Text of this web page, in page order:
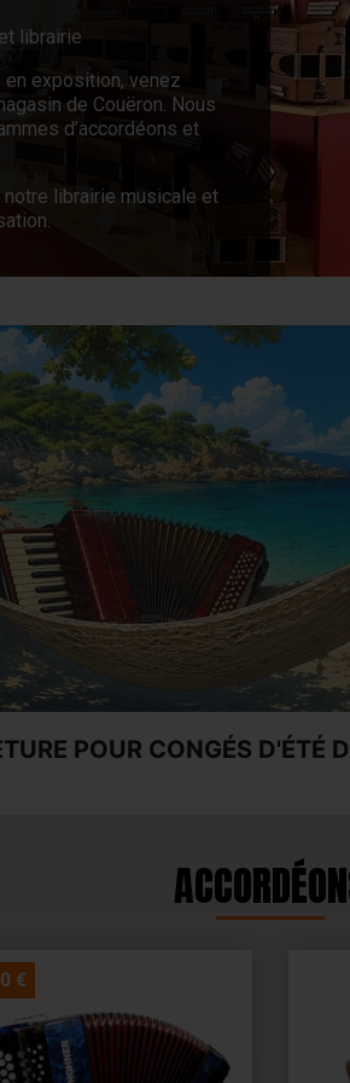
Accordinas
vous
instrument à un expert
pour tous
POUR CONGÉS
€